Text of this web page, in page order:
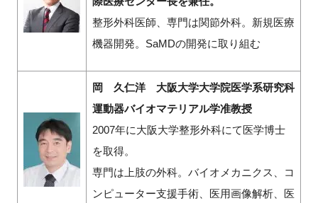
整形外科医師、専門は関節外科。新規医療
機器開発。SaMDの開発に取り組む
岡 久仁洋 大阪大学大学院医学系研究科
運動器バイオマテリアル学准教授
2007年に大阪大学整形外科にて医学博士
を取得。
専門は上肢の外科。バイオメカニクス、コ
ンピューター支援手術、医用画像解析、医